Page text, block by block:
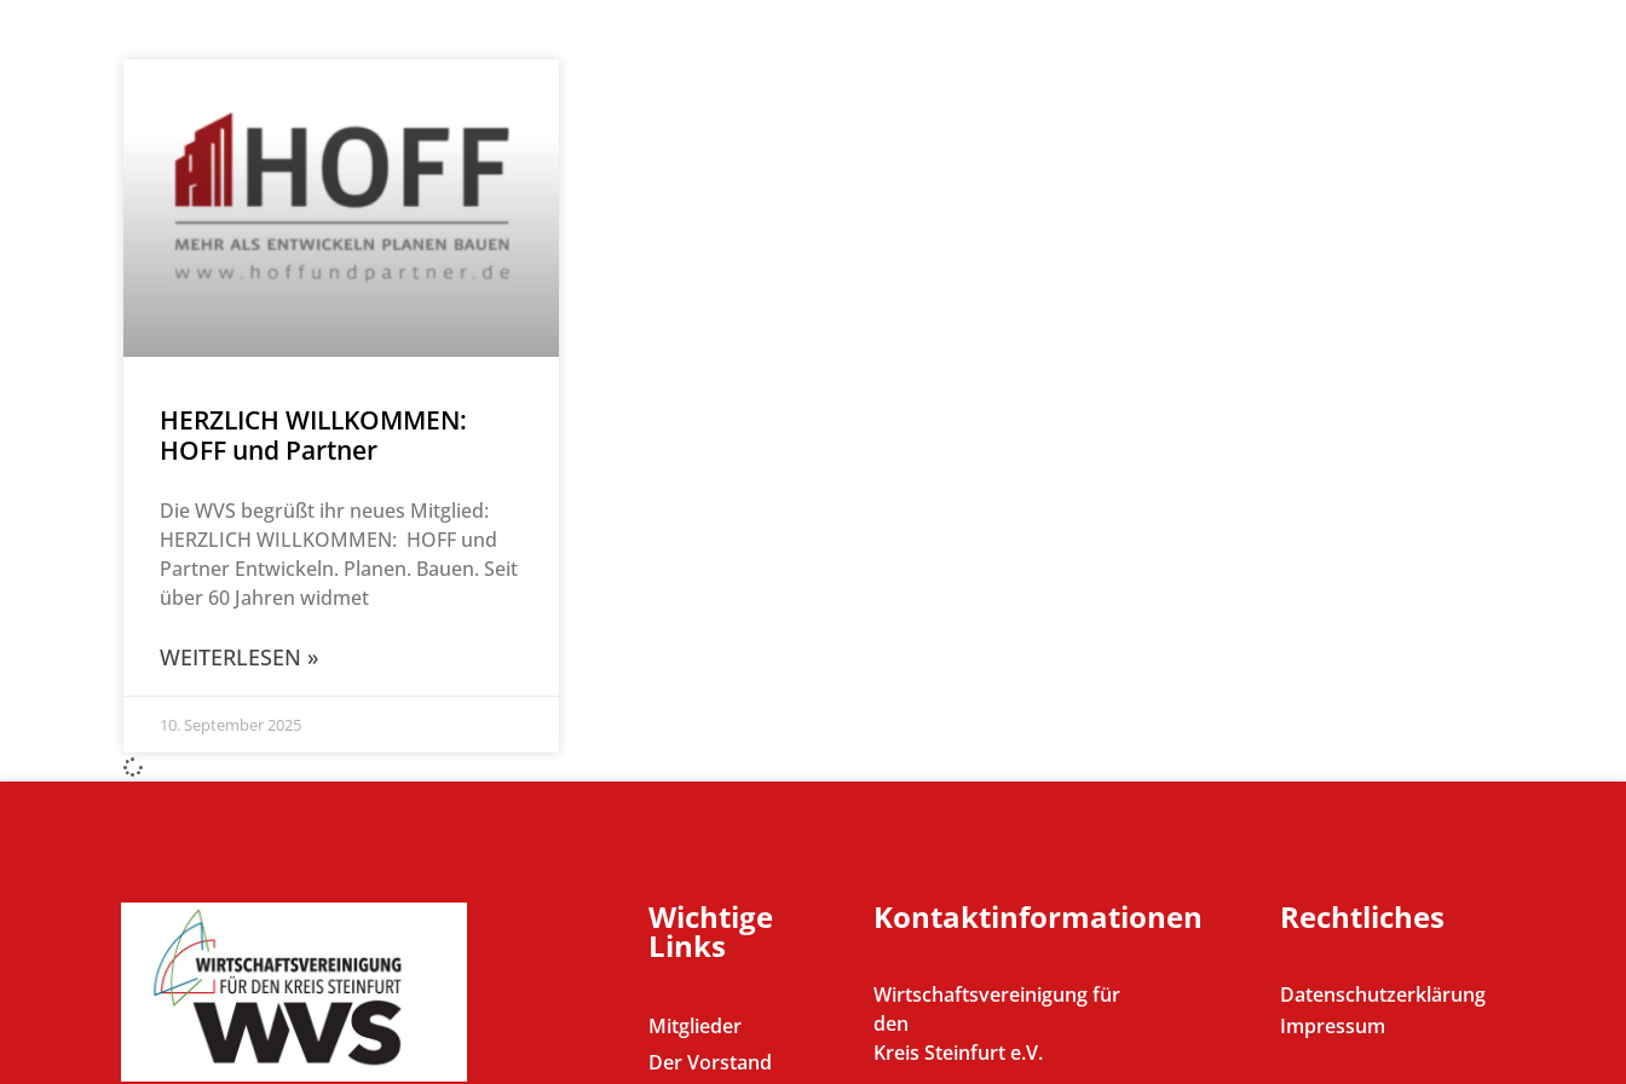
HERZLICH WILLKOMMEN:
HOFF und Partner
Die WVS begrüßt ihr neues Mitglied:
HERZLICH WILLKOMMEN: HOFF und
Partner Entwickeln. Planen. Bauen. Seit
über 60 Jahren widmet
WEITERLESEN »
10. September 2025
Wichtige
Links
Mitglieder
Der Vorstand
Kontaktinformationen
Wirtschaftsvereinigung für
den
Kreis Steinfurt e.V.
Rechtliches
Datenschutzerklärung
Impressum